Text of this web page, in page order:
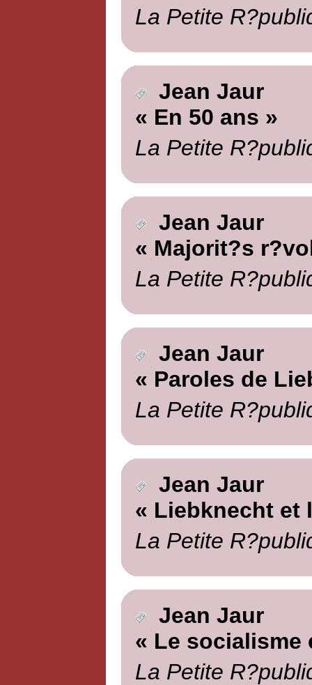
La Petite
Jean Jaur
« En 50 ans »
La Petite
Jean Jaur
« Majorit?s
La Petite
Jean Jaur
« Paroles de
La Petite
Jean Jaur
« Liebknecht et
La Petite
Jean Jaur
« Le
La Petite